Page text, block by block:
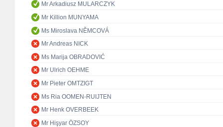
Mr Arkadiusz MULARCZYK
Mr Killion MUNYAMA
Ms Miroslava NĚMCOVÁ
Mr Andreas NICK
Ms Marija OBRADOVIĆ
Mr Ulrich OEHME
Mr Pieter OMTZIGT
Ms Ria OOMEN-RUIJTEN
Mr Henk OVERBEEK
Mr Hişyar ÖZSOY